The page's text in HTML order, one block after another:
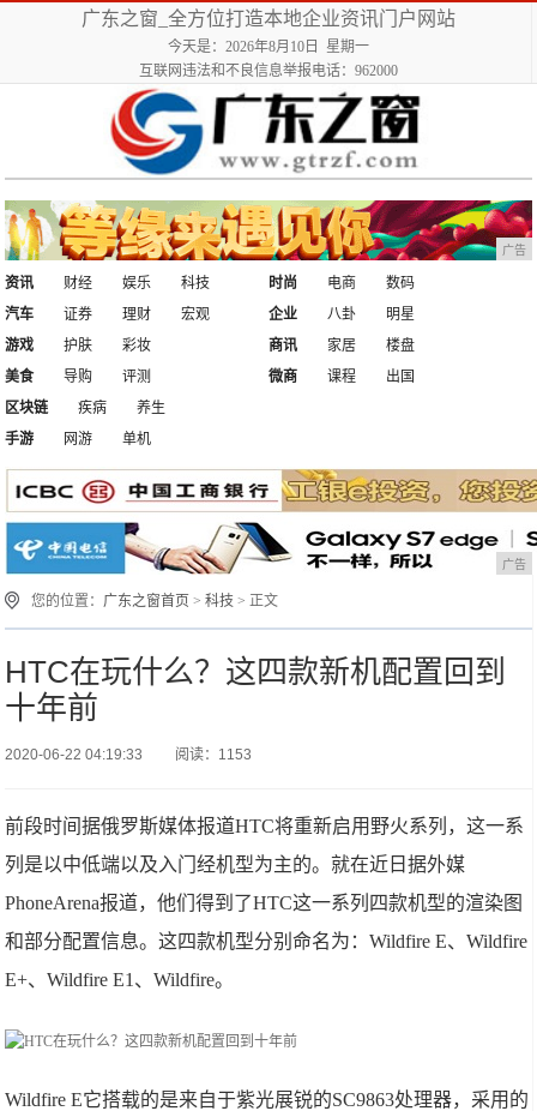
广东之窗_全方位打造本地企业资讯门户网站
今天是：2026年8月10日 星期一
互联网违法和不良信息举报电话：962000
广告
资讯 财经 娱乐
科技
汽车
证券 理财 宏观
时尚 电商
数码
企业
八卦
明星
游戏
护肤
彩妆
美食
导购 评测
商讯 家居
楼盘
微商
课程
出国
区块链
疾病
养生
手游
网游 单机
广告
您的位置： 广东之窗首页 >科技 > 正文
HTC在玩什么？这四款新机配置回到
十年前
2020-06-22 04:19:33 阅读：1153
前段时间据俄罗斯媒体报道HTC将重新启用野火系列，这一系
列是以中低端以及入门经机型为主的。就在近日据外媒
PhoneArena报道，他们得到了HTC这一系列四款机型的渲染图
和部分配置信息。这四款机型分别命名为：Wildfire E、Wildfire
E+、Wildfire E1、Wildfire。
Wildfire E它搭载的是来自于紫光展锐的SC9863处理器，采用的